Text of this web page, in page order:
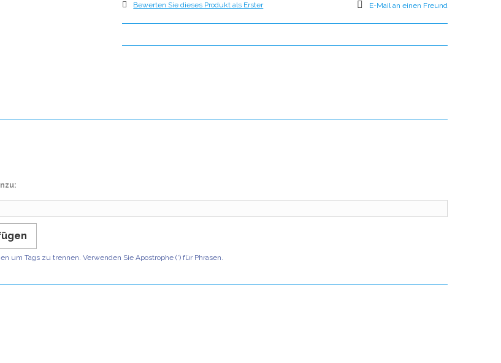
Bewerten Sie dieses Produkt als Erster E-Mail an einen Freund
um Tags zu trennen. Verwenden Sie Apostrophe (') für Phrasen.